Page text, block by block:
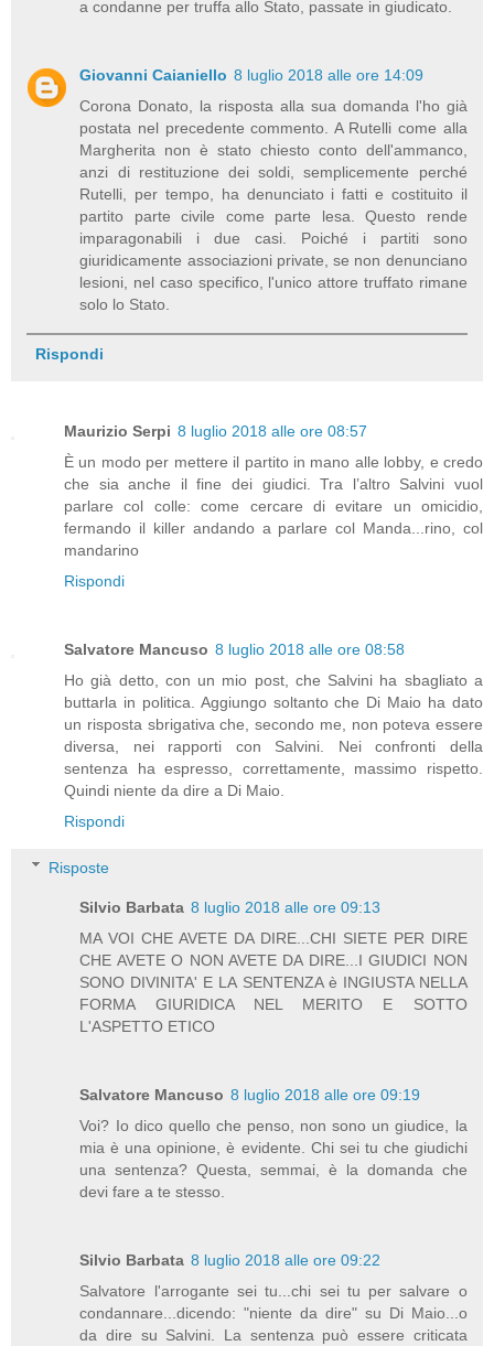
a condanne per truffa allo Stato, passate in giudicato.
Giovanni Caianiello 8 luglio 2018 alle ore 14:09
Corona Donato, la risposta alla sua domanda l'ho già
postata nel precedente commento. A Rutelli come alla
Margherita non è stato chiesto conto dell'ammanco,
anzi di restituzione dei soldi, semplicemente perché
Rutelli, per tempo, ha denunciato i fatti e costituito il
partito parte civile come parte lesa. Questo rende
imparagonabili i due casi. Poiché i partiti sono
giuridicamente associazioni private, se non denunciano
lesioni, nel caso specifico, l'unico attore truffato rimane
solo lo Stato.
Rispondi
Maurizio Serpi 8 luglio 2018 alle ore 08:57
È un modo per mettere il partito in mano alle lobby, e credo
che sia anche il fine dei giudici. Tra l’altro Salvini vuol
parlare col colle: come cercare di evitare un omicidio,
fermando il killer andando a parlare col Manda...rino, col
mandarino
Rispondi
Salvatore Mancuso 8 luglio 2018 alle ore 08:58
Ho già detto, con un mio post, che Salvini ha sbagliato a
buttarla in politica. Aggiungo soltanto che Di Maio ha dato
un risposta sbrigativa che, secondo me, non poteva essere
diversa, nei rapporti con Salvini. Nei confronti della
sentenza ha espresso, correttamente, massimo rispetto.
Quindi niente da dire a Di Maio.
Rispondi
Risposte
Silvio Barbata 8 luglio 2018 alle ore 09:13
MA VOI CHE AVETE DA DIRE...CHI SIETE PER DIRE
CHE AVETE O NON AVETE DA DIRE...I GIUDICI NON
SONO DIVINITA' E LA SENTENZA è INGIUSTA NELLA
FORMA GIURIDICA NEL MERITO E SOTTO
L'ASPETTO ETICO
Salvatore Mancuso 8 luglio 2018 alle ore 09:19
Voi? Io dico quello che penso, non sono un giudice, la
mia è una opinione, è evidente. Chi sei tu che giudichi
una sentenza? Questa, semmai, è la domanda che
devi fare a te stesso.
Silvio Barbata 8 luglio 2018 alle ore 09:22
Salvatore l'arrogante sei tu...chi sei tu per salvare o
condannare...dicendo: "niente da dire" su Di Maio...o
da dire su Salvini. La sentenza può essere criticata